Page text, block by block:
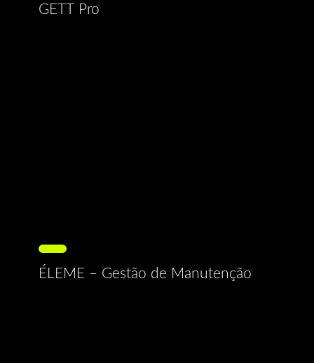
GETT Pro
ÉLEME – Gestão de Manutenção